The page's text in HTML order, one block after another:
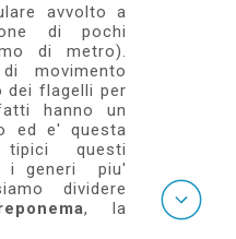
avvolto a
di pochi
di metro).
movimento
dei flagelli per
hanno un
ed e' questa
questi
i generi piu'
dividere
, la